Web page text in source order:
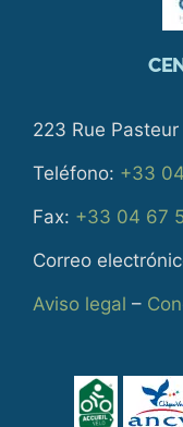
223 Rue
Teléfono: +33
Fax: +33 04 67
Correo
Aviso legal –